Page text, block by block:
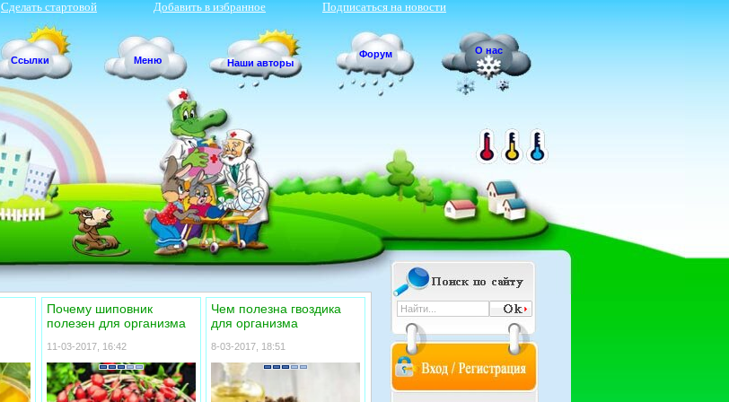
Сделать стартовой Добавить в избранное Подписаться на новости
Ссылки
Меню Наши авторы
Форум О нас
Почему шиповник
полезен для организма
11-03-2017, 16:42
Чем полезна гвоздика
для организма
8-03-2017, 18:51